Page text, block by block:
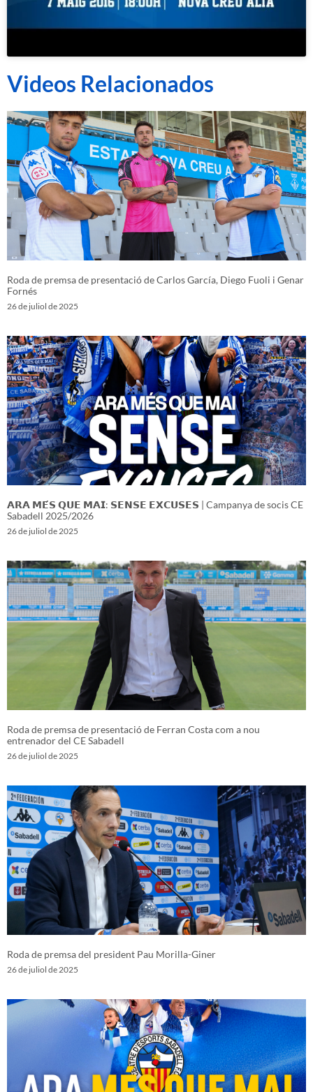
Videos Relacionados
Roda de premsa de presentació de Carlos García, Diego Fuoli i Genar
Fornés
26 de juliol de 2025
𝗔𝗥𝗔 𝗠𝗘́𝗦 𝗤𝗨𝗘 𝗠𝗔𝗜: 𝗦𝗘𝗡𝗦𝗘 𝗘𝗫𝗖𝗨𝗦𝗘𝗦 | Campanya de socis CE
Sabadell 2025/2026
26 de juliol de 2025
Roda de premsa de presentació de Ferran Costa com a nou
entrenador del CE Sabadell
26 de juliol de 2025
Roda de premsa del president Pau Morilla-Giner
26 de juliol de 2025